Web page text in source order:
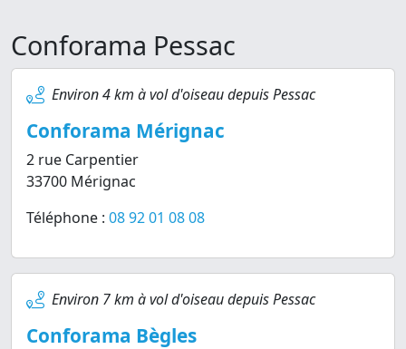
Conforama Pessac
Environ 4 km à vol d'oiseau depuis Pessac
Conforama Mérignac
2 rue Carpentier
33700 Mérignac
Téléphone : 08 92 01 08 08
Environ 7 km à vol d'oiseau depuis Pessac
Conforama Bègles